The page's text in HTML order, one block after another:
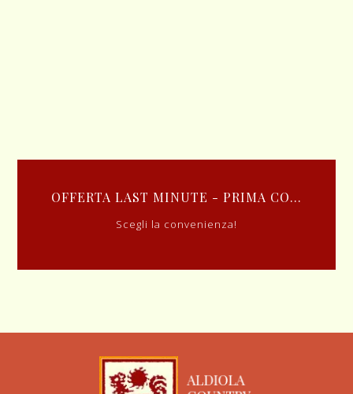
CO... PRENOTA PRIMA E RISPARMIA
Scegli la convenienza!